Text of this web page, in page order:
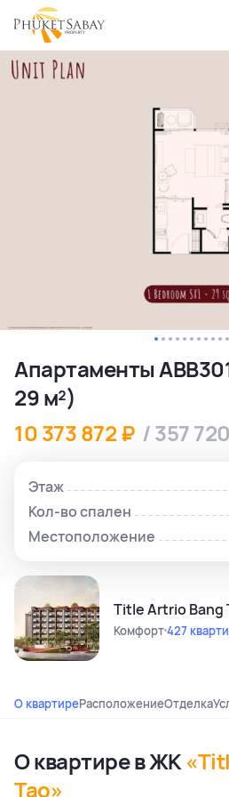
Апартаменты
29 м²)
10 373 872 ₽ / 357
Этаж
Кол-во спален
Местоположение
Title Artrio Bang
Комфорт427
О квартиреРасположениеОтделка
О квартире в ЖК
Tao»